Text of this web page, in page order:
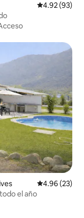
Calificación
4.92 (93)
Calificación
4.96 (23)
el año